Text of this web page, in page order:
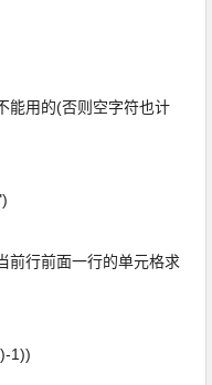
用的(否则空字符也计
行前面一行的单元格求
1))